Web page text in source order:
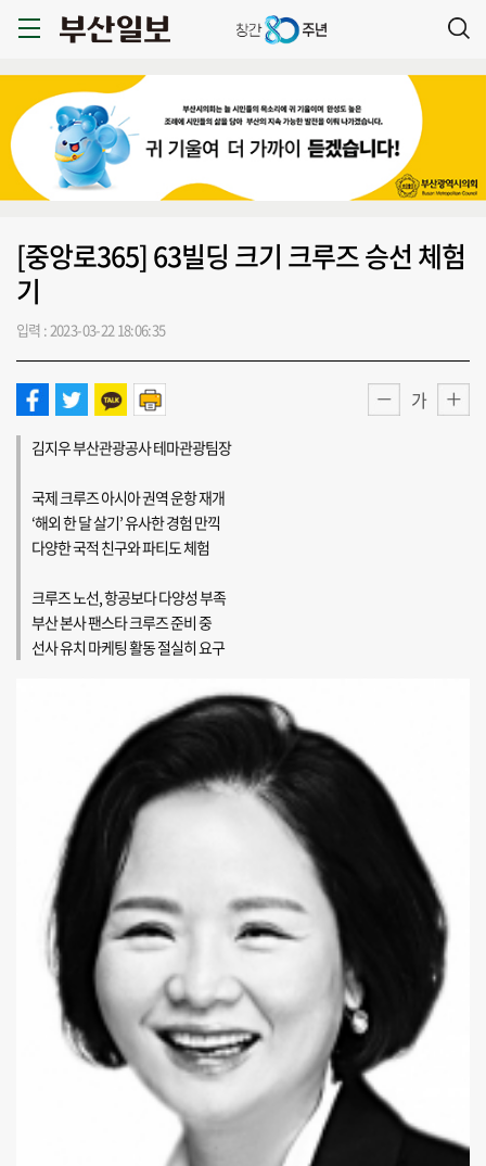
[중앙로365] 63빌딩 크기 크루즈 승선 체험
기
입력 : 2023-03-22 18:06:35
가
김지우 부산관광공사 테마관광팀장
국제 크루즈 아시아 권역 운항 재개
‘해외 한 달 살기’ 유사한 경험 만끽
다양한 국적 친구와 파티도 체험
크루즈 노선, 항공보다 다양성 부족
부산 본사 팬스타 크루즈 준비 중
선사 유치 마케팅 활동 절실히 요구